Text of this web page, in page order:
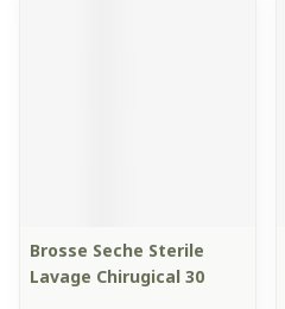
Brosse Seche Sterile
Lavage Chirugical 30